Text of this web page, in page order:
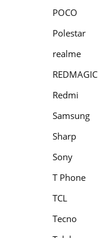
POCO
Polestar
realme
REDMAGIC
Redmi
Samsung
Sharp
Sony
T Phone
TCL
Tecno